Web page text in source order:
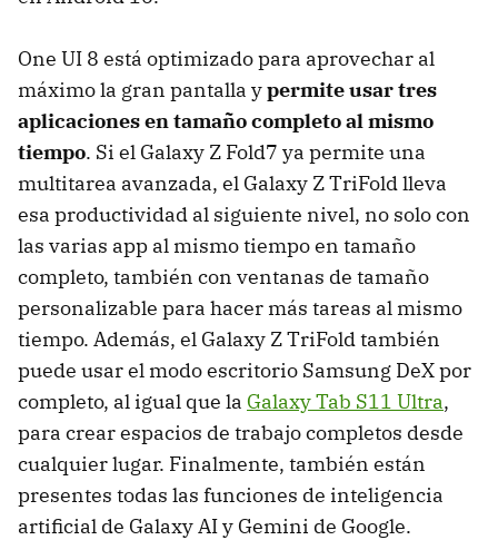
One UI 8 está optimizado para aprovechar al
máximo la gran pantalla ypermite usar tres
aplicaciones en tamaño completo al mismo
tiempo. Si el Galaxy Z Fold7 ya permite una
multitarea avanzada, el Galaxy Z TriFold lleva
esa productividad al siguiente nivel, no solo con
las varias app al mismo tiempo en tamaño
completo, también con ventanas de tamaño
personalizable para hacer más tareas al mismo
tiempo. Además, el Galaxy Z TriFold también
puede usar el modo escritorio Samsung DeX por
completo, al igual que la Galaxy Tab S11 Ultra,
para crear espacios de trabajo completos desde
cualquier lugar. Finalmente, también están
presentes todas las funciones de inteligencia
artificial de Galaxy AI y Gemini de Google.